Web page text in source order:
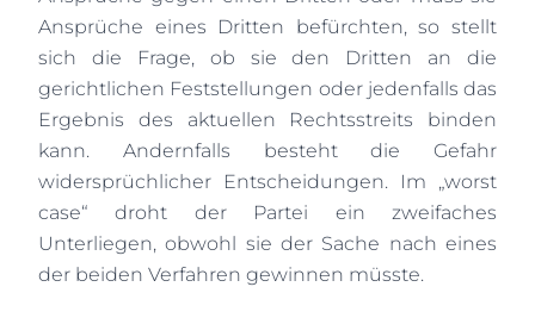
Ansprüche eines Dritten befürchten, so stellt
sich die Frage, ob sie den Dritten an die
gerichtlichen Feststellungen oder jedenfalls das
Ergebnis des aktuellen Rechtsstreits binden
kann. Andernfalls besteht die Gefahr
widersprüchlicher Entscheidungen. Im „worst
case“ droht der Partei ein zweifaches
Unterliegen, obwohl sie der Sache nach eines
der beiden Verfahren gewinnen müsste.